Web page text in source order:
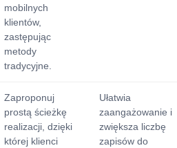
mobilnych
klientów,
zastępując
metody
tradycyjne.
Zaproponuj
prostą ścieżkę
realizacji, dzięki
której klienci
Ułatwia
zaangażowanie i
zwiększa liczbę
zapisów do